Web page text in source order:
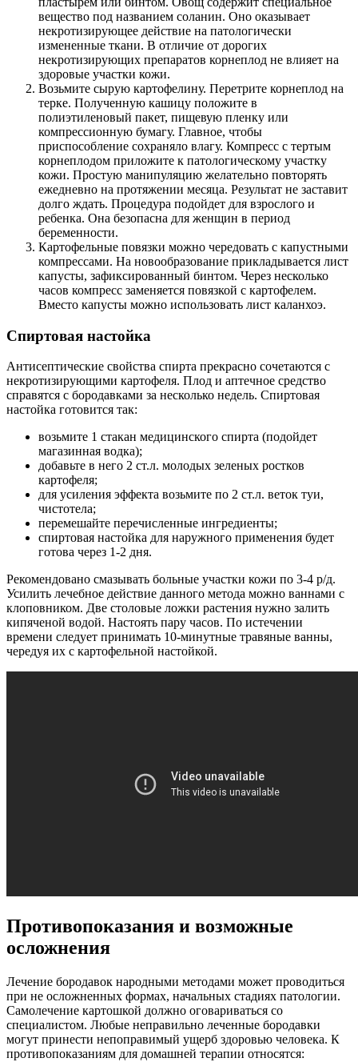
вещество под названием соланин. Оно оказывает
некротизирующее действие на патологически
измененные ткани. В отличие от дорогих
некротизирующих препаратов корнеплод не влияет на
здоровые участки кожи.
Возьмите сырую картофелину. Перетрите корнеплод на
терке. Полученную кашицу положите в
полиэтиленовый пакет, пищевую пленку или
компрессионную бумагу. Главное, чтобы
приспособление сохраняло влагу. Компресс с тертым
корнеплодом приложите к патологическому участку
кожи. Простую манипуляцию желательно повторять
ежедневно на протяжении месяца. Результат не заставит
долго ждать. Процедура подойдет для взрослого и
ребенка. Она безопасна для женщин в период
беременности.
Картофельные повязки можно чередовать с капустными
компрессами. На новообразование прикладывается лист
капусты, зафиксированный бинтом. Через несколько
часов компресс заменяется повязкой с картофелем.
Вместо капусты можно использовать лист каланхоэ.
Спиртовая настойка
Антисептические свойства спирта прекрасно сочетаются с
некротизирующими картофеля. Плод и аптечное средство
справятся с бородавками за несколько недель. Спиртовая
настойка готовится так:
возьмите 1 стакан медицинского спирта (подойдет
магазинная водка);
добавьте в него 2 ст.л. молодых зеленых ростков
картофеля;
для усиления эффекта возьмите по 2 ст.л. веток туи,
чистотела;
перемешайте перечисленные ингредиенты;
спиртовая настойка для наружного применения будет
готова через 1-2 дня.
Рекомендовано смазывать больные участки кожи по 3-4 р/д.
Усилить лечебное действие данного метода можно ваннами с
клоповником. Две столовые ложки растения нужно залить
кипяченой водой. Настоять пару часов. По истечении
времени следует принимать 10-минутные травяные ванны,
чередуя их с картофельной настойкой.
Противопоказания и возможные
осложнения
Лечение бородавок народными методами может проводиться
при не осложненных формах, начальных стадиях патологии.
Самолечение картошкой должно оговариваться со
специалистом. Любые неправильно леченные бородавки
могут принести непоправимый ущерб здоровью человека. К
противопоказаниям для домашней терапии относятся: